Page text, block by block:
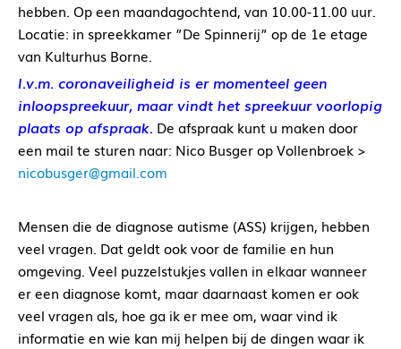
hebben. Op een maandagochtend, van 10.00-11.00 uur.
Locatie: in spreekkamer ”De Spinnerij” op de 1e etage
van Kulturhus Borne.
I.v.m. coronaveiligheid is er momenteel geen
inloopspreekuur, maar vindt het spreekuur voorlopig
plaats op afspraak. De afspraak kunt u maken door
een mail te sturen naar: Nico Busger op Vollenbroek >
nicobusger@gmail.com
Mensen die de diagnose autisme (ASS) krijgen, hebben
veel vragen. Dat geldt ook voor de familie en hun
omgeving. Veel puzzelstukjes vallen in elkaar wanneer
er een diagnose komt, maar daarnaast komen er ook
veel vragen als, hoe ga ik er mee om, waar vind ik
informatie en wie kan mij helpen bij de dingen waar ik